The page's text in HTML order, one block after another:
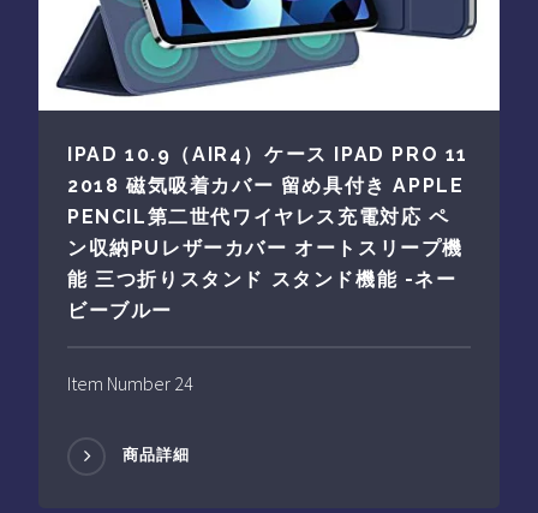
IPAD 10.9（AIR4）ケース IPAD PRO 11
2018 磁気吸着カバー 留め具付き APPLE
PENCIL第二世代ワイヤレス充電対応 ペ
ン収納PUレザーカバー オートスリープ機
能 三つ折りスタンド スタンド機能 -ネー
ビーブルー
Item Number 24
商品詳細